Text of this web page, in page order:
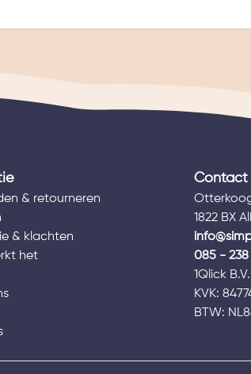
& retourneren
& klachten
het
Contact
1822 BX
085 - 238
1Qlick B.V.
KVK:
BTW: